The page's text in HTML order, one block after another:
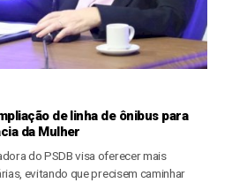
de linha de ônibus para
da Mulher
do PSDB visa oferecer mais
evitando que precisem caminhar